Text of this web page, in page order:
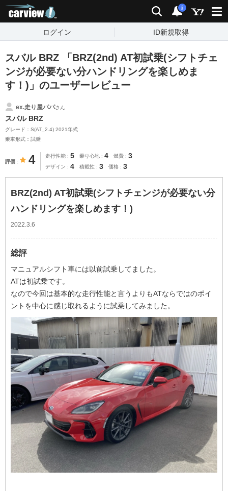
検索 通知
i
ログイン ID新規取得
スバル BRZ 「BRZ(2nd) AT初試乗(シフトチェ
ンジが必要ない分ハンドリングを楽しめま
す！)」のユーザーレビュー
ex.走り屋パパさん
スバル BRZ
グレード：S(AT_2.4) 2021年式
乗車形式：試乗
評価 4 走行性能 5 乗り心地 4 燃費 3
デザイン 4 積載性 3 価格 3
BRZ(2nd) AT初試乗(シフトチェンジが必要ない分
ハンドリングを楽しめます！)
2022.3.6
総評
マニュアルシフト車には以前試乗してました。
ATは初試乗です。
なので今回は基本的な走行性能と言うよりもATならではのポイ
ントを中心に感じ取れるように試乗してみました。